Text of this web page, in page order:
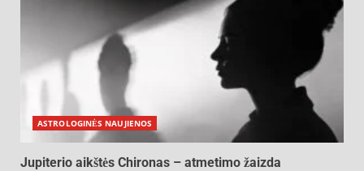
ASTROLOGINĖS NAUJIENOS
Jupiterio aikštės Chironas – atmetimo žaizda